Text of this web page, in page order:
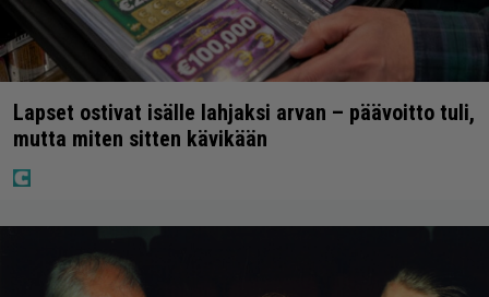
Lapset ostivat isälle lahjaksi arvan – päävoitto tuli,
mutta miten sitten kävikään